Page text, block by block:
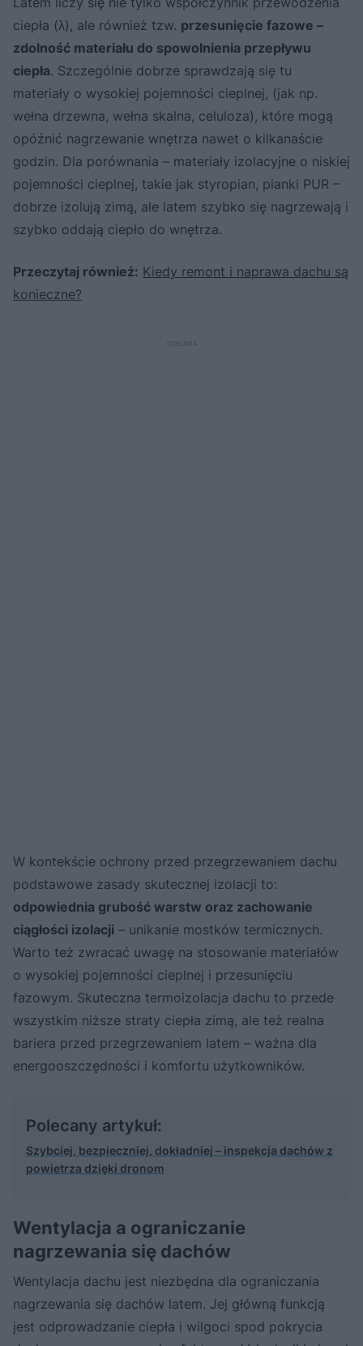
ciepła (λ), ale również tzw. przesunięcie fazowe –
zdolność materiału do spowolnienia przepływu
ciepła. Szczególnie dobrze sprawdzają się tu
materiały o wysokiej pojemności cieplnej, (jak np.
wełna drzewna, wełna skalna, celuloza), które mogą
opóźnić nagrzewanie wnętrza nawet o kilkanaście
godzin. Dla porównania – materiały izolacyjne o niskiej
pojemności cieplnej, takie jak styropian, pianki PUR –
dobrze izolują zimą, ale latem szybko się nagrzewają i
szybko oddają ciepło do wnętrza.
Przeczytaj również: Kiedy remont i naprawa dachu są
konieczne?
W kontekście ochrony przed przegrzewaniem dachu
podstawowe zasady skutecznej izolacji to:
odpowiednia grubość warstw oraz zachowanie
ciągłości izolacji – unikanie mostków termicznych.
Warto też zwracać uwagę na stosowanie materiałów
o wysokiej pojemności cieplnej i przesunięciu
fazowym. Skuteczna termoizolacja dachu to przede
wszystkim niższe straty ciepła zimą, ale też realna
bariera przed przegrzewaniem latem – ważna dla
energooszczędności i komfortu użytkowników.
Polecany artykuł:
Szybciej, bezpieczniej, dokładniej – inspekcja dachów z
powietrza dzięki dronom
Wentylacja a ograniczanie
nagrzewania się dachów
Wentylacja dachu jest niezbędna dla ograniczania
nagrzewania się dachów latem. Jej główną funkcją
jest odprowadzanie ciepła i wilgoci spod pokrycia